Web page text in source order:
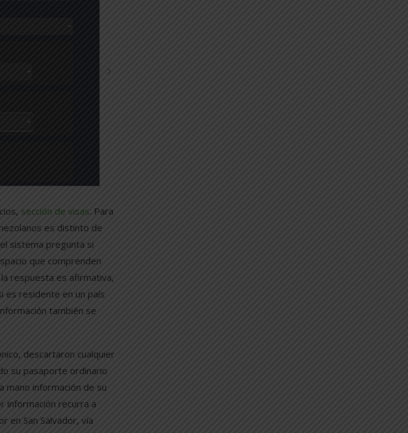
sección de visas. Para
es distinto de
sistema pregunta si
que comprenden
respuesta es afirmativa,
es residente en un país
también se
descartaron cualquier
su pasaporte ordinario
información de su
información recurra a
en San Salvador, vía